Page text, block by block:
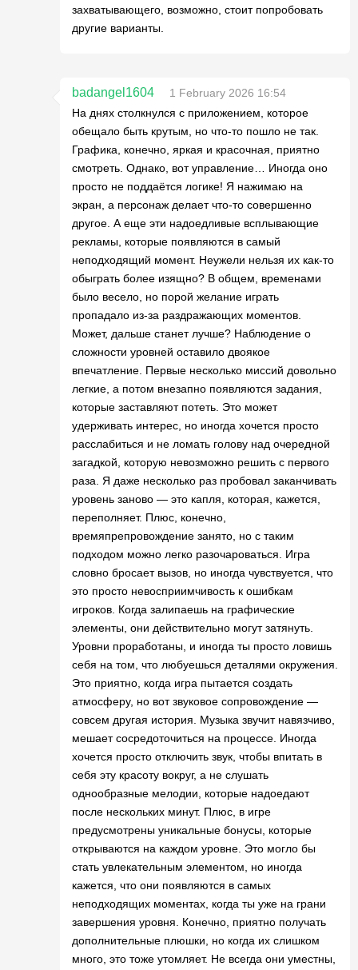
захватывающего, возможно, стоит попробовать
другие варианты.
badangel1604
1 February 2026 16:54
На днях столкнулся с приложением, которое
обещало быть крутым, но что-то пошло не так.
Графика, конечно, яркая и красочная, приятно
смотреть. Однако, вот управление… Иногда оно
просто не поддаётся логике! Я нажимаю на
экран, а персонаж делает что-то совершенно
другое. А еще эти надоедливые всплывающие
рекламы, которые появляются в самый
неподходящий момент. Неужели нельзя их как-то
обыграть более изящно? В общем, временами
было весело, но порой желание играть
пропадало из-за раздражающих моментов.
Может, дальше станет лучше? Наблюдение о
сложности уровней оставило двоякое
впечатление. Первые несколько миссий довольно
легкие, а потом внезапно появляются задания,
которые заставляют потеть. Это может
удерживать интерес, но иногда хочется просто
расслабиться и не ломать голову над очередной
загадкой, которую невозможно решить с первого
раза. Я даже несколько раз пробовал заканчивать
уровень заново — это капля, которая, кажется,
переполняет. Плюс, конечно,
времяпрепровождение занято, но с таким
подходом можно легко разочароваться. Игра
словно бросает вызов, но иногда чувствуется, что
это просто невосприимчивость к ошибкам
игроков. Когда залипаешь на графические
элементы, они действительно могут затянуть.
Уровни проработаны, и иногда ты просто ловишь
себя на том, что любуешься деталями окружения.
Это приятно, когда игра пытается создать
атмосферу, но вот звуковое сопровождение —
совсем другая история. Музыка звучит навязчиво,
мешает сосредоточиться на процессе. Иногда
хочется просто отключить звук, чтобы впитать в
себя эту красоту вокруг, а не слушать
однообразные мелодии, которые надоедают
после нескольких минут. Плюс, в игре
предусмотрены уникальные бонусы, которые
открываются на каждом уровне. Это могло бы
стать увлекательным элементом, но иногда
кажется, что они появляются в самых
неподходящих моментах, когда ты уже на грани
завершения уровня. Конечно, приятно получать
дополнительные плюшки, но когда их слишком
много, это тоже утомляет. Не всегда они уместны,